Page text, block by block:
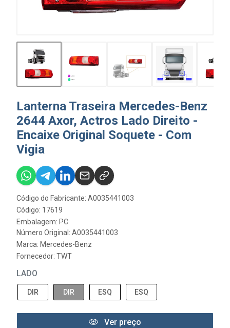
Lanterna Traseira Mercedes-Benz
2644 Axor, Actros Lado Direito -
Encaixe Original Soquete - Com
Vigia
Código do Fabricante: A0035441003
Código: 17619
Embalagem: PC
Número Original: A0035441003
Marca: Mercedes-Benz
Fornecedor: TWT
LADO
DIR DIR ESQ ESQ
Ver preço